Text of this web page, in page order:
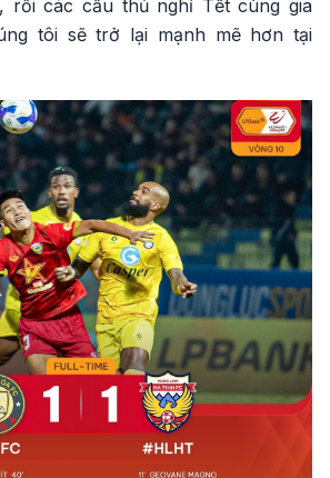
rồi các cầu thủ nghỉ Tết cùng gia
tôi sẽ trở lại mạnh mẽ hơn tại